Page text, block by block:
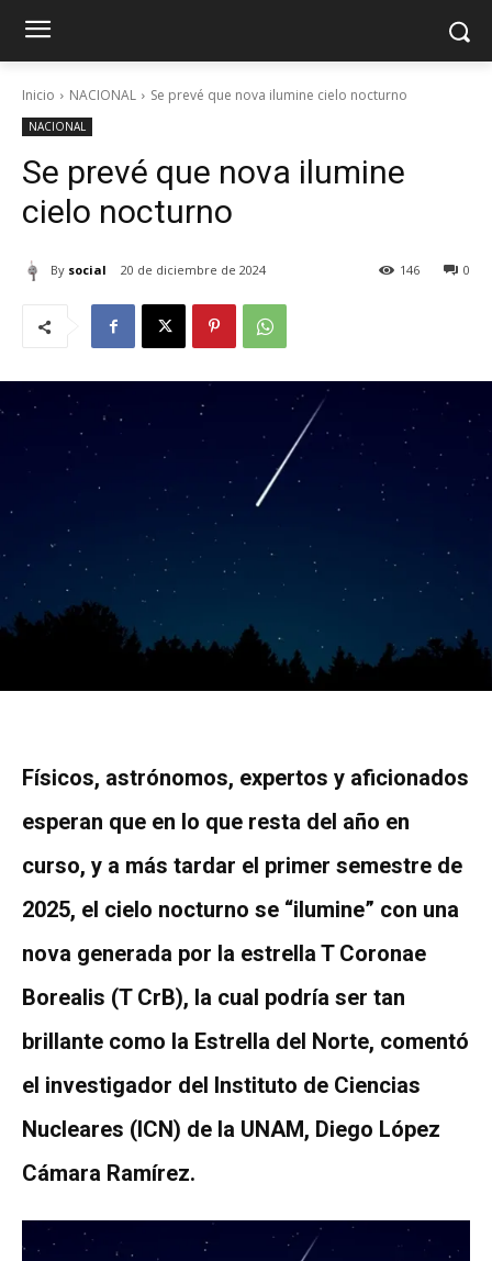
Inicio NACIONAL Se prevé que nova ilumine cielo nocturno
NACIONAL
Se prevé que nova ilumine
cielo nocturno
By social 20 de diciembre de 2024 0
146
Físicos, astrónomos, expertos y aficionados
esperan que en lo que resta del año en
curso, y a más tardar el primer semestre de
2025, el cielo nocturno se “ilumine” con una
nova generada por la estrella T Coronae
Borealis (T CrB), la cual podría ser tan
brillante como la Estrella del Norte, comentó
el investigador del Instituto de Ciencias
Nucleares (ICN) de la UNAM, Diego López
Cámara Ramírez.